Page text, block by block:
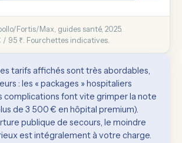
Fortis/Max, guides santé, 2025.
/ 95 ₹. Fourchettes indicatives.
tarifs affichés sont très abordables,
: les « packages » hospitaliers
complications font vite grimper la note
de 3 500 € en hôpital premium).
publique de secours, le moindre
est intégralement à votre charge.